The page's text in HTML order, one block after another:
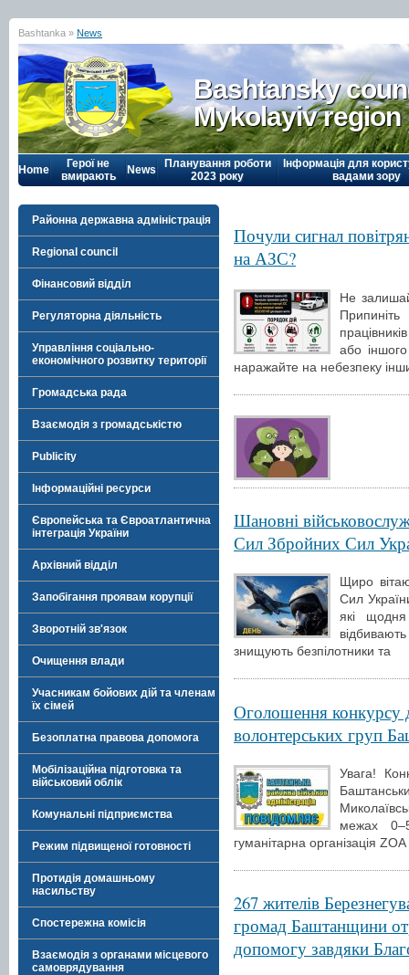
Bashtanka » News
Bashtansky
Mykolayiv region
Home
Герої не
вмирають
News
Планування роботи
2023 року
Інформація для
вадами зору
Районна державна адміністрація
Regional council
Фінансовий відділ
Регуляторна діяльність
Управління соціально-
економічного розвитку території
Громадська рада
Взаємодія з громадськістю
Publicity
Інформаційні ресурси
Європейська та Євроатлантична
інтеграція України
Архівний відділ
Запобігання проявам корупції
Зворотній зв'язок
Очищення влади
Учасникам бойових дій та членам
їх сімей
Безоплатна правова допомога
Мобілізаційна підготовка та
військовий облік
Комунальні підприємства
Режим підвищеної готовності
Протидія домашньому
насильству
Спостережна комісія
Взаємодія з органами місцевого
самоврядування
Почули сигнал
на АЗС?
Не
або
наражайте на небезпеку
Шановні
Сил Збройних Сил
Щиро
Сил
які щодня
знищують безпілотники та
Оголошення конкурсу
волонтерських груп
Увага!
межах
гуманітарна організація
267 жителів
громад Баштанщини
допомогу завдяки